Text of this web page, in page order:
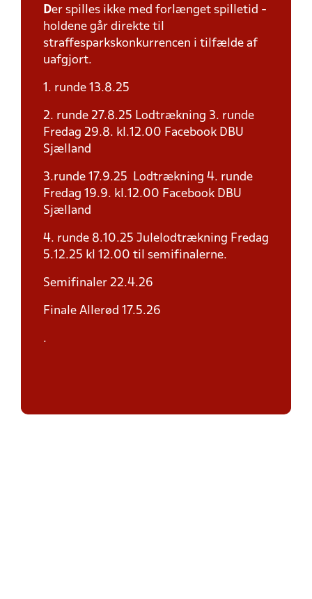
Der spilles ikke med forlænget spilletid -
holdene går direkte til
straffesparkskonkurrencen i tilfælde af
uafgjort.
1. runde 13.8.25
2. runde 27.8.25 Lodtrækning 3. runde
Fredag 29.8. kl.12.00 Facebook DBU
Sjælland
3.runde 17.9.25 Lodtrækning 4. runde
Fredag 19.9. kl.12.00 Facebook DBU
Sjælland
4. runde 8.10.25 Julelodtrækning Fredag
5.12.25 kl 12.00 til semifinalerne.
Semifinaler 22.4.26
Finale Allerød 17.5.26
.